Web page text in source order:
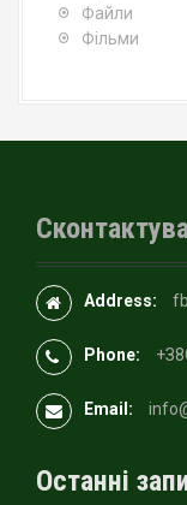
Файли
Фільми
Address:
Phone:
Email:
Останні